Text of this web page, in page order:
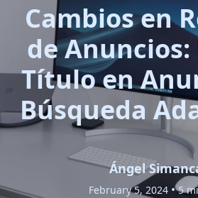
Cambios en
de Anuncios:
Título en
Búsqueda
Ángel
February 5, 2024 • 5